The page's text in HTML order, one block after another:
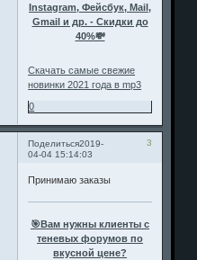
Instagram, Фейсбук, Mail,
Gmail и др. - Скидки до
40%💸
Скачать самые свежие
новинки 2021 года в mp3
0
Поделиться 3
2019-
04-04 15:14:03
Принимаю заказы
🎯Вам нужны клиенты с
теневых форумов по
вкусной цене?